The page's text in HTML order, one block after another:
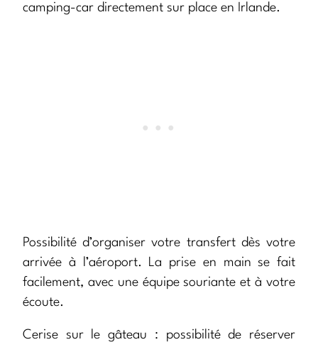
camping-car directement sur place en Irlande.
Possibilité d’organiser votre transfert dès votre
arrivée à l’aéroport. La prise en main se fait
facilement, avec une équipe souriante et à votre
écoute.
Cerise sur le gâteau : possibilité de réserver